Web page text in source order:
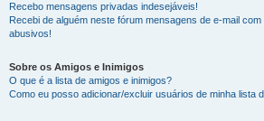
Recebo mensagens privadas indesejáveis!
Recebi de alguém neste fórum mensagens de e-mail
abusivos!
Sobre os Amigos e Inimigos
O que é a lista de amigos e inimigos?
Como eu posso adicionar/excluir usuários de minha lista